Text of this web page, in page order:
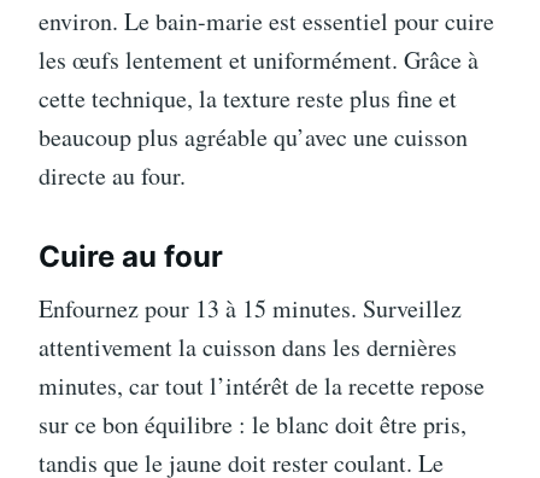
environ. Le bain-marie est essentiel pour cuire
les œufs lentement et uniformément. Grâce à
cette technique, la texture reste plus fine et
beaucoup plus agréable qu’avec une cuisson
directe au four.
Cuire au four
Enfournez pour 13 à 15 minutes. Surveillez
attentivement la cuisson dans les dernières
minutes, car tout l’intérêt de la recette repose
sur ce bon équilibre : le blanc doit être pris,
tandis que le jaune doit rester coulant. Le